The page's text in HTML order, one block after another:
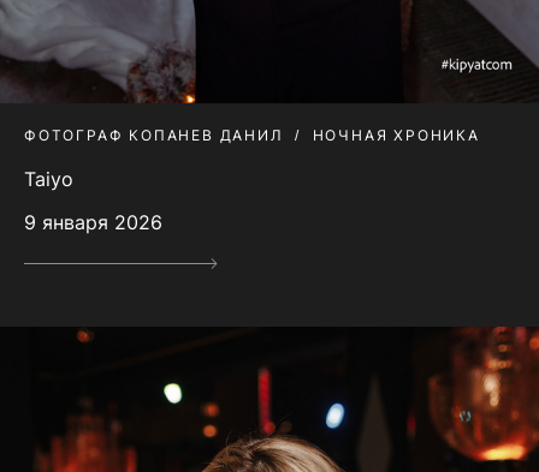
ФОТОГРАФ КОПАНЕВ ДАНИЛ НОЧНАЯ ХРОНИКА
Taiyo
9 января 2026